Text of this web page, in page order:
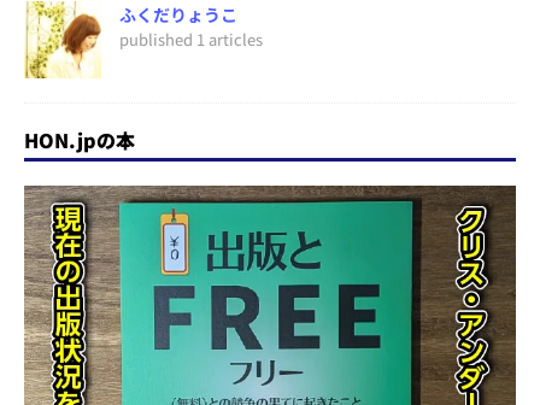
ふくだりょうこ
published 1 articles
HON.jpの本